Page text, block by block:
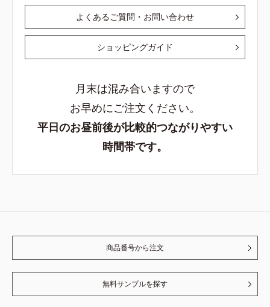
よくあるご質問・お問い合わせ
ショッピングガイド
月末は混み合いますので
お早めにご注文ください。
平日のお昼前後が比較的つながりやすい
時間帯です。
商品番号から注文
無料サンプルを探す